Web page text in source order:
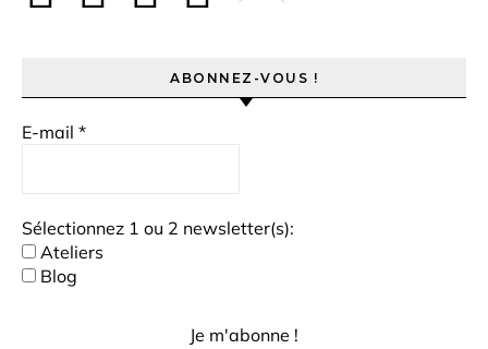
ABONNEZ-VOUS !
E-mail *
Sélectionnez 1 ou 2 newsletter(s):
Ateliers
Blog